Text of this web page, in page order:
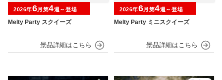
Melty Party スクイーズ
2026年6月第4週～登場
Melty Party ミニスクイーズ
2026年6月第4週～登場